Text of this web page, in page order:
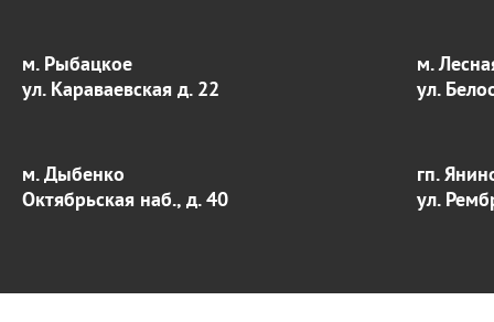
м. Рыбацкое
ул. Караваевская д. 22
м.
ул.
м. Дыбенко
Октябрьская наб., д. 40
гп.
ул.